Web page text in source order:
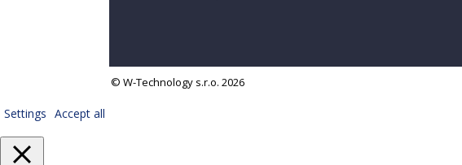
© W-Technology s.r.o. 2026
Settings Accept all